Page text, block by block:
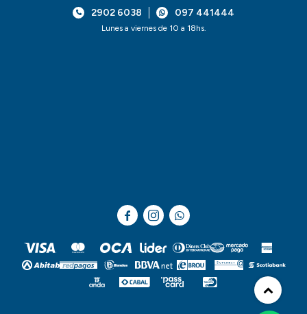
2902 6038
097 441444
Lunes a viernes de 10 a 18hs.
  